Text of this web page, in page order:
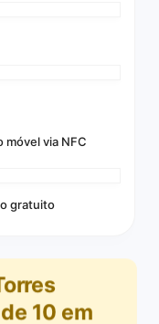
móvel via NFC
gratuito
de 10 em